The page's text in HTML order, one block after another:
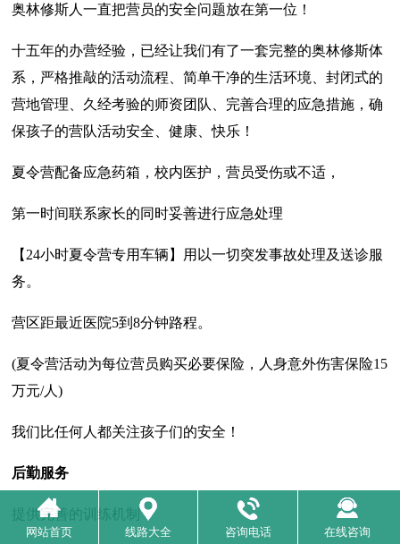
奥林修斯人一直把营员的安全问题放在第一位！
十五年的办营经验，已经让我们有了一套完整的奥林修斯体
系，严格推敲的活动流程、简单干净的生活环境、封闭式的
营地管理、久经考验的师资团队、完善合理的应急措施，确
保孩子的营队活动安全、健康、快乐！
夏令营配备应急药箱，校内医护，营员受伤或不适，
第一时间联系家长的同时妥善进行应急处理
【24小时夏令营专用车辆】用以一切突发事故处理及送诊服
务。
营区距最近医院5到8分钟路程。
(夏令营活动为每位营员购买必要保险，人身意外伤害保险15
万元/人)
我们比任何人都关注孩子们的安全！
后勤服务
提供完善的训练机制
网站首页 线路大全 咨询电话 在线咨询